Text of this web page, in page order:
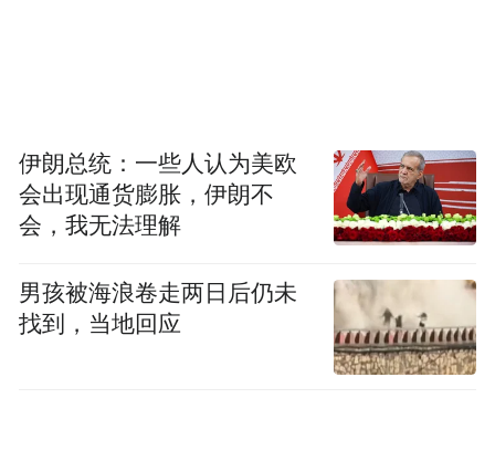
伊朗总统：一些人认为美欧
会出现通货膨胀，伊朗不
会，我无法理解
男孩被海浪卷走两日后仍未
找到，当地回应